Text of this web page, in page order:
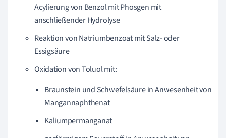
Acylierung von Benzol mit Phosgen mit
anschließender Hydrolyse
Reaktion von Natriumbenzoat mit Salz- oder
Essigsäure
Oxidation von Toluol mit:
Braunstein und Schwefelsäure in Anwesenheit von
Mangannaphthenat
Kaliumpermanganat